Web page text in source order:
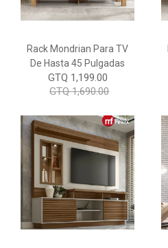
Rack Mondrian Para TV
De Hasta 45 Pulgadas
GTQ 1,199.00
GTQ 1,690.00